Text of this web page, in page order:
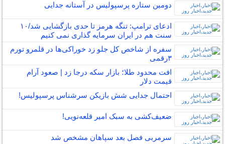
دومین ستاره پرسپولیس در آستانه جدایی
ادعای ترامپ: تنگه هرمز تا حدی بازگشایی شد/۱۰
سنت هم در ایران سرمایه گذاری نمی کنیم
سفره از شاخص کل جلو زد خوراکی‌ها در قلمرو تورم
۳‌رقمی
افت محدود طلا؛ بازار سکه درجا زد | صعود آرام
قیمت دلار
احتمال جدایی شش بازیکن سرشناس پرسپولیس!
ضعیف‌کشی به سبک امیر قلعه‌نویی!
سرمربی فصل بعد سپاهان مشخص شد